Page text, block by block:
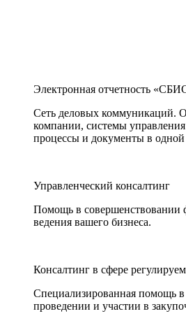
Электронная отчетность
Сеть деловых коммуникаций.
компании, системы управления
процессы и документы в одной
Управленческий консалтинг
Помощь в совершенствовании
ведения вашего бизнеса.
Консалтинг в сфере
Специализированная помощь в
проведении и участии в